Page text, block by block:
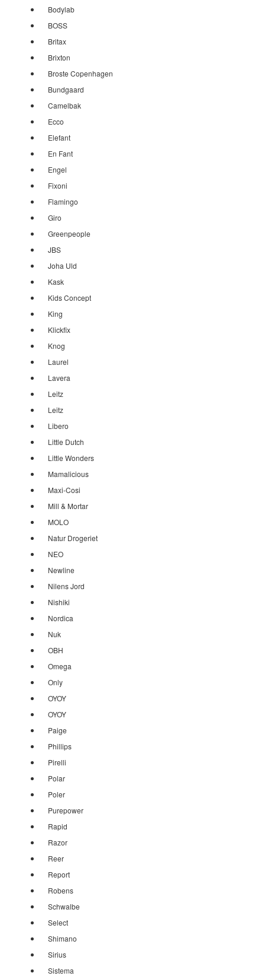
Bodylab
BOSS
Britax
Brixton
Broste Copenhagen
Bundgaard
Camelbak
Ecco
Elefant
En Fant
Engel
Fixoni
Flamingo
Giro
Greenpeople
JBS
Joha Uld
Kask
Kids Concept
King
Klickfix
Knog
Laurel
Lavera
Leitz
Leitz
Libero
Little Dutch
Little Wonders
Mamalicious
Maxi-Cosi
Mill & Mortar
MOLO
Natur Drogeriet
NEO
Newline
Nilens Jord
Nishiki
Nordica
Nuk
OBH
Omega
Only
OYOY
OYOY
Paige
Phillips
Pirelli
Polar
Poler
Purepower
Rapid
Razor
Reer
Report
Robens
Schwalbe
Select
Shimano
Sirius
Sistema